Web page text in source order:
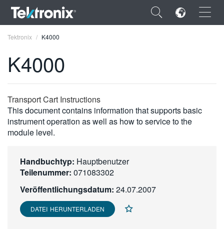
×
ENGLISH
FRANÇAIS
DEUTSCH
简体中文
日本語
한국어
Tektronix K4000
K4000
Transport Cart Instructions
This document contains information that supports basic
instrument operation as well as how to service to the
module level.
Handbuchtyp: Hauptbenutzer
Teilenummer: 071083302
Veröffentlichungsdatum: 24.07.2007
DATEI HERUNTERLADEN